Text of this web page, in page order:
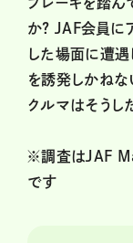
か? JAF会員に
した場面に遭遇
を誘発しかねな
クルマはそうし
※調査はJAF
です